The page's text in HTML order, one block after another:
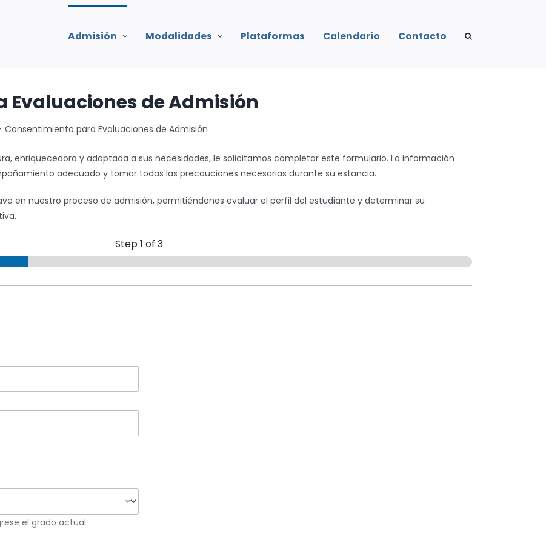
Admisión Modalidades Plataformas Calendario Contacto
de Admisión
Consentimiento para Evaluaciones de Admisión
enriquecedora y adaptada a sus necesidades, le solicitamos completar este formulario. La información
adecuado y tomar todas las precauciones necesarias durante su estancia.
en nuestro proceso de admisión, permitiéndonos evaluar el perfil del estudiante y determinar su
Step1 of 3
el grado actual.